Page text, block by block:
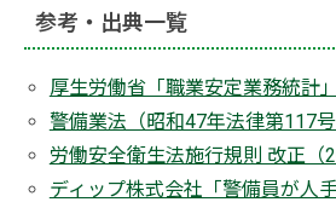
参考・出典一覧
厚生労働省「職業安定業務統計」
警備業法（昭和47年法律第117号
労働安全衛生法施行規則 改正（
ディップ株式会社「警備員が人